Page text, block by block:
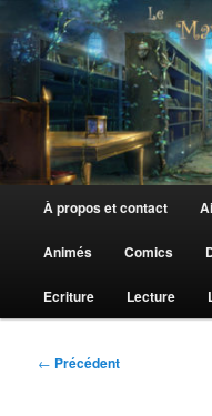
au
contenu
principalLe Manège
principal
À propos et contact
Animés Comics
Ecriture Lecture
Navigation
← Précédent